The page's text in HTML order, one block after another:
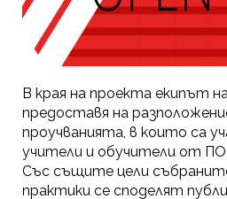
В края на проекта екипът
предоставя на
проучванията, в които са
учители и обучители от
Със същите цели
практики се споделят